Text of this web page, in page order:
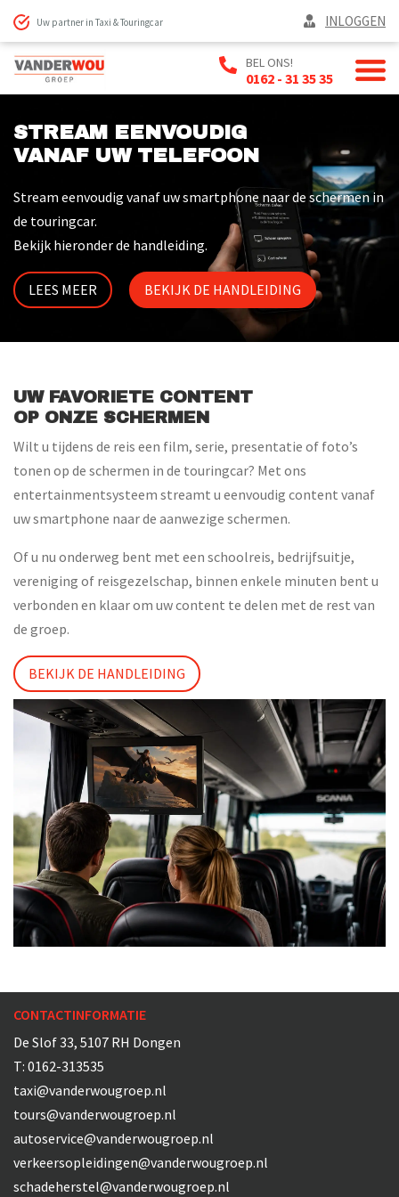
Uw partner in Taxi & Touringcar INLOGGEN
BEL ONS!
0162 - 31 35 35
STREAM EENVOUDIG
VANAF UW TELEFOON
Stream eenvoudig vanaf uw smartphone naar de schermen in
de touringcar.
Bekijk hieronder de handleiding.
LEES MEER BEKIJK DE HANDLEIDING
UW FAVORIETE CONTENT
OP ONZE SCHERMEN
Wilt u tijdens de reis een film, serie, presentatie of foto’s
tonen op de schermen in de touringcar? Met ons
entertainmentsysteem streamt u eenvoudig content vanaf
uw smartphone naar de aanwezige schermen.
Of u nu onderweg bent met een schoolreis, bedrijfsuitje,
vereniging of reisgezelschap, binnen enkele minuten bent u
verbonden en klaar om uw content te delen met de rest van
de groep.
BEKIJK DE HANDLEIDING
CONTACTINFORMATIE
De Slof 33, 5107 RH Dongen
T: 0162-313535
taxi@vanderwougroep.nl
tours@vanderwougroep.nl
autoservice@vanderwougroep.nl
verkeersopleidingen@vanderwougroep.nl
schadeherstel@vanderwougroep.nl